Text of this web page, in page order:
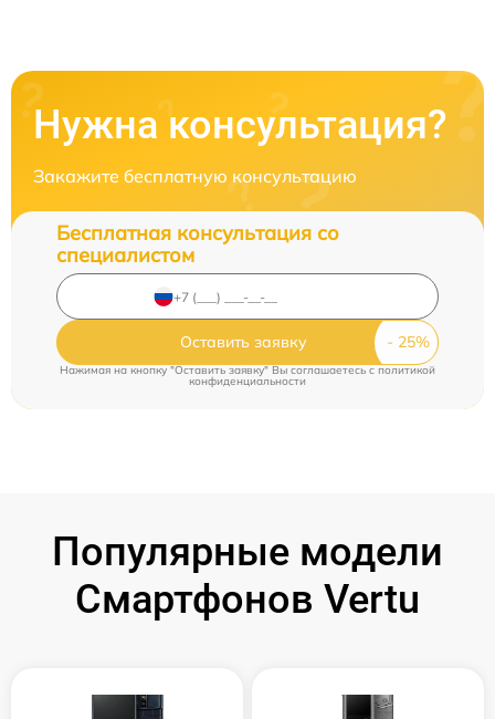
Нужна консультация?
Закажите бесплатную консультацию
Бесплатная консультация со
специалистом
Оставить заявку
Нажимая на кнопку "Оставить заявку" Вы соглашаетесь cполитикой
конфиденциальности
Популярные модели
Смартфонов Vertu